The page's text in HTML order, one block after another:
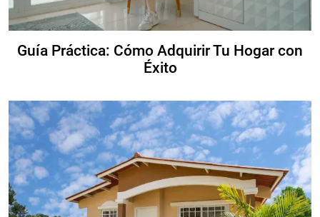
Guía Práctica: Cómo Adquirir Tu Hogar con
Éxito